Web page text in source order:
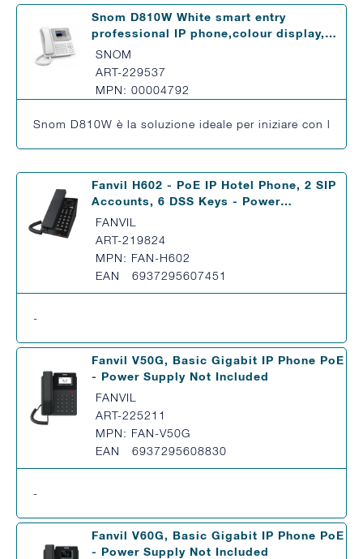
Snom D810W White smart entry
professional IP phone,colour display,…
SNOM
ART-229537
MPN: 00004792
Snom D810W è la soluzione ideale per iniziare con la
Fanvil H602 - PoE IP Hotel Phone, 2 SIP
Accounts, 6 DSS Keys - Power…
FANVIL
ART-219824
MPN: FAN-H602
EAN 6937295607451
-
Fanvil V50G, Basic Gigabit IP Phone PoE
- Power Supply Not Included
FANVIL
ART-225211
MPN: FAN-V50G
EAN 6937295608830
-
Fanvil V60G, Basic Gigabit IP Phone PoE
- Power Supply Not Included